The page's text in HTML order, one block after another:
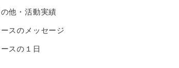
他・活動実績
スのメッセージ
スの１日